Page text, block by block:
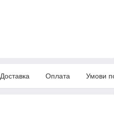
Доставка Оплата Умови